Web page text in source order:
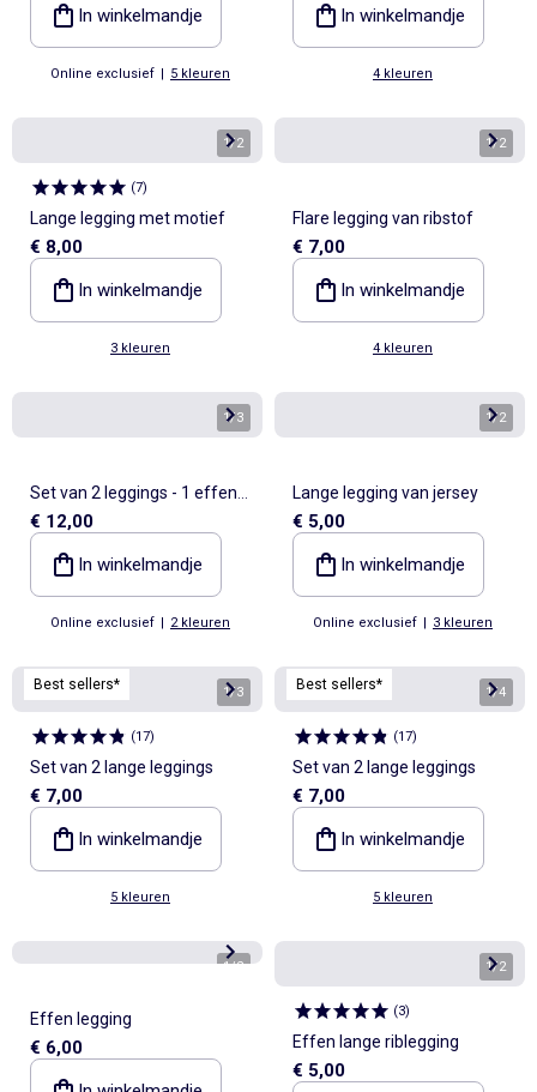
In winkelmandje
Online exclusief | 5 kleuren
In winkelmandje
4 kleuren
1/2
(7)
Lange legging met motief
€ 8,00
In winkelmandje
3 kleuren
1/2
Flare legging van ribstof
€ 7,00
In winkelmandje
4 kleuren
1/3
Set van 2 leggings - 1 effen +
1 met print
€ 12,00
In winkelmandje
Online exclusief | 2 kleuren
1/2
Lange legging van jersey
€ 5,00
In winkelmandje
Online exclusief | 3 kleuren
Best sellers* 1/3
(17)
Set van 2 lange leggings
€ 7,00
In winkelmandje
5 kleuren
Best sellers* 1/4
(17)
Set van 2 lange leggings
€ 7,00
In winkelmandje
5 kleuren
1/2
Effen legging
€ 6,00
1/2
(3)
Effen lange riblegging
€ 5,00